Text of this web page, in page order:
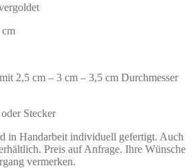
cm
2,5 cm – 3 cm – 3,5 cm Durchmesser
Stecker
in Handarbeit individuell gefertigt. Auch
Preis auf Anfrage. Ihre Wünsche
vermerken.